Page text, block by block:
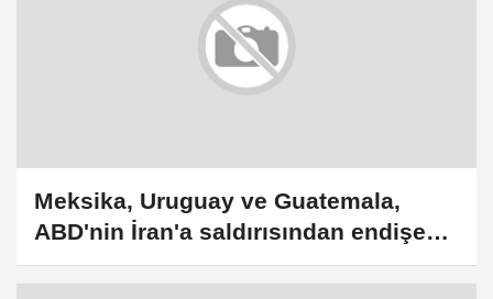
Meksika, Uruguay ve Guatemala,
ABD'nin İran'a saldırısından endişe
duyuyor